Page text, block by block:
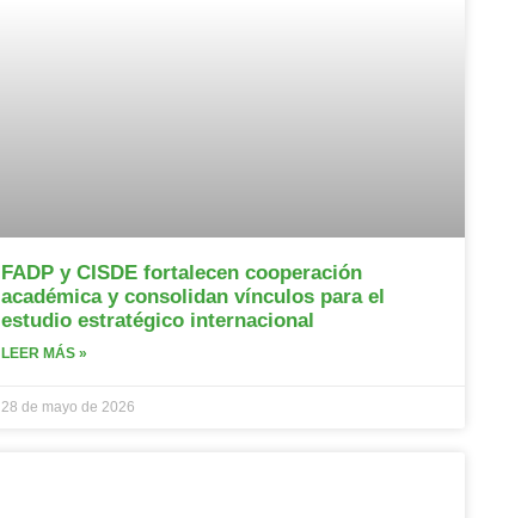
FADP y CISDE fortalecen cooperación
académica y consolidan vínculos para el
estudio estratégico internacional
LEER MÁS »
28 de mayo de 2026